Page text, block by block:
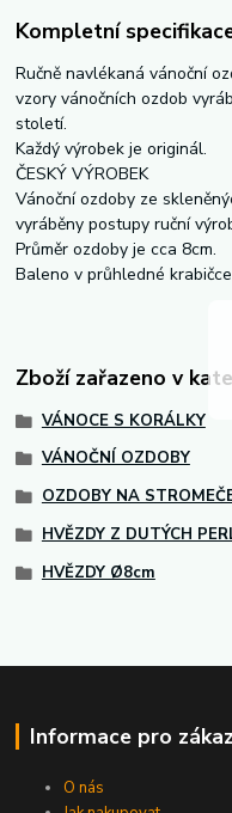
Kompletní
Ručně navlékaná vánoční
vzory vánočních ozdob
století.
Každý výrobek je originál.
ČESKÝ VÝROBEK
Vánoční ozdoby ze
vyráběny postupy ruční
Průměr ozdoby je cca 8cm.
Baleno v průhledné
Zboží zařazeno v
VÁNOCE S KORÁLKY
VÁNOČNÍ OZDOBY
OZDOBY NA
HVĚZDY Z DUTÝCH
HVĚZDY Ø8cm
Informace pro
O nás